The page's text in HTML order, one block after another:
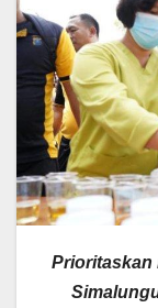
Prioritaskan